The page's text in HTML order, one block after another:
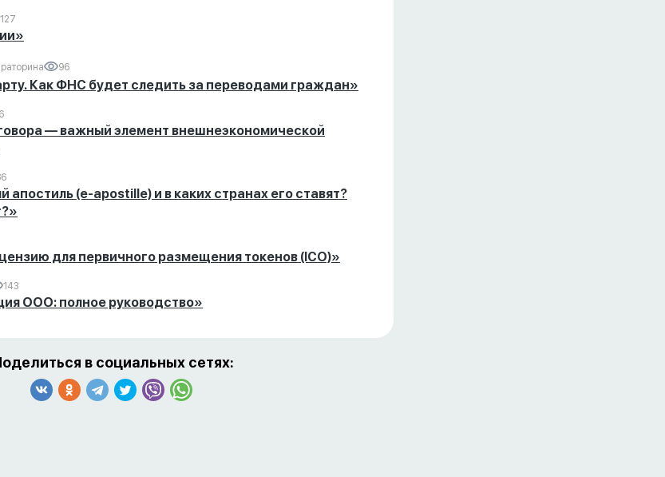
127
96
Как ФНС будет следить за переводами граждан»
— важный элемент внешнеэкономической
апостиль (e-apostille) и в каких странах его ставят?
для первичного размещения токенов (ICO)»
143
ООО: полное руководство»
в социальных сетях: